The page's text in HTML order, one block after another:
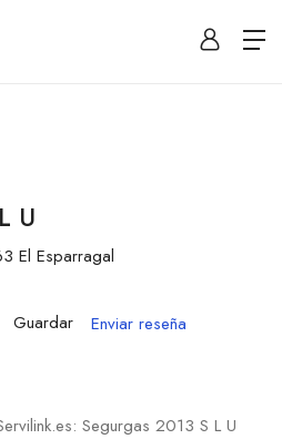
U
El Esparragal
Guardar Enviar reseña
Segurgas 2013 S L U